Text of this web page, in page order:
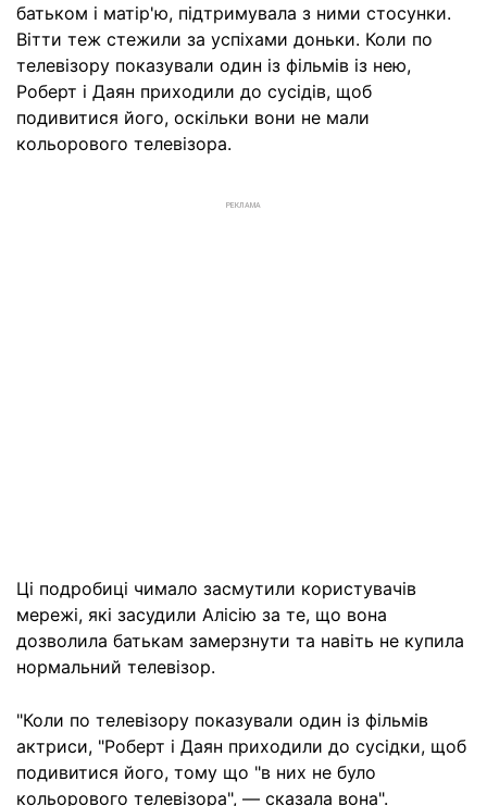
батьком і матір'ю, підтримувала з ними стосунки.
Вітти теж стежили за успіхами доньки. Коли по
телевізору показували один із фільмів із нею,
Роберт і Даян приходили до сусідів, щоб
подивитися його, оскільки вони не мали
кольорового телевізора.
РЕКЛАМА
Ці подробиці чимало засмутили користувачів
мережі, які засудили Алісію за те, що вона
дозволила батькам замерзнути та навіть не купила
нормальний телевізор.
"Коли по телевізору показували один із фільмів
актриси, "Роберт і Даян приходили до сусідки, щоб
подивитися його, тому що "в них не було
кольорового телевізора", — сказала вона".